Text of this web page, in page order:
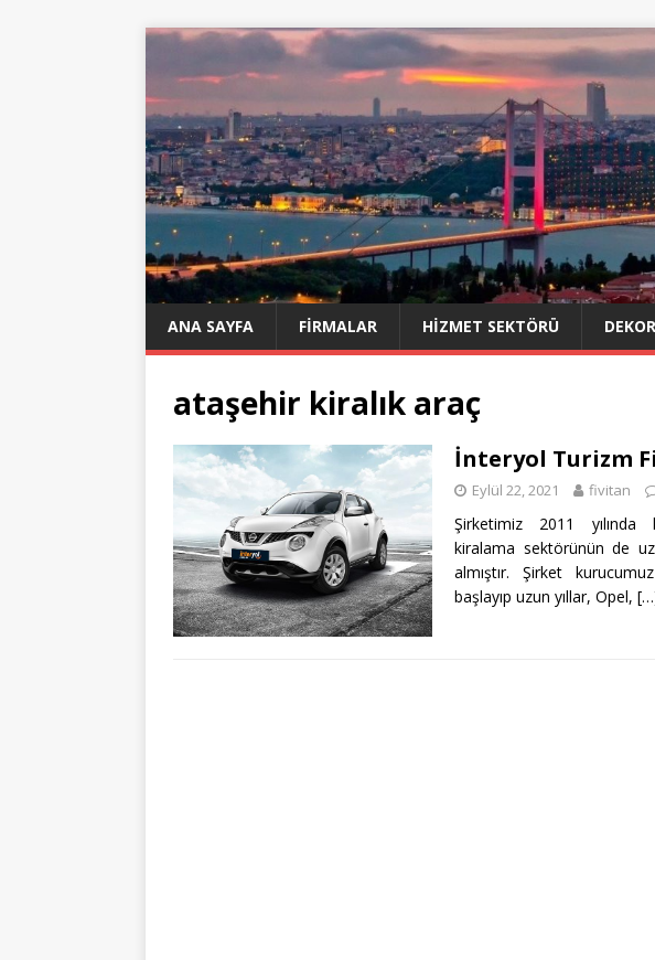
ANA SAYFA FIRMALAR HIZMET SEKTÖRÜ
ataşehir kiralık araç
İnteryol Turizm
Eylül 22, 2021 fivitan
Şirketimiz 2011 yılında
kiralama sektörünün de
almıştır. Şirket
başlayıp uzun yıllar, Opel,